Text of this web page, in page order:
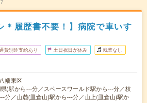
＊履歴書不要！】病院で車いす
費別途支給あり 土日祝日が休み 残業なし
幡東区
)駅から---分／スペースワールド駅から---分／枝
分／山麓(皿倉山)駅から---分／山上(皿倉山)駅か